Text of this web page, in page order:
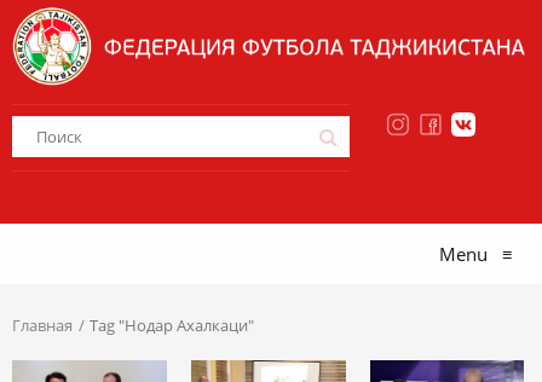
Menu ≡
Главная Tag "Нодар Ахалкаци"